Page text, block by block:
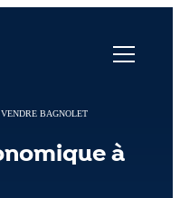
BAGNOLET
à